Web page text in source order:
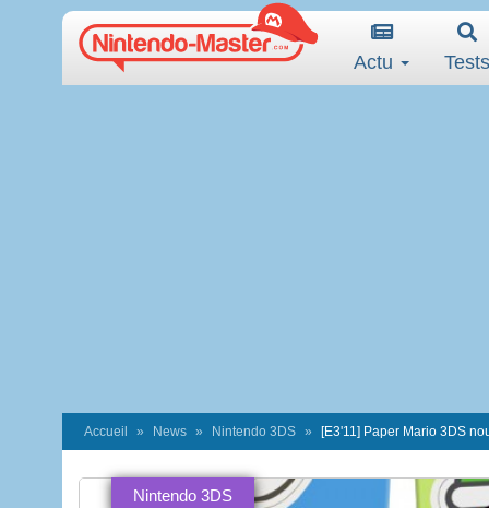
Actu Tests
Accueil News Nintendo 3DS [E3'11] Paper Mario 3DS
Nintendo 3DS